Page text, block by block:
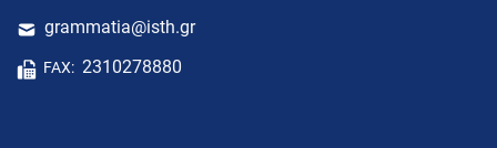
grammatia@isth.gr
FAX: 2310278880